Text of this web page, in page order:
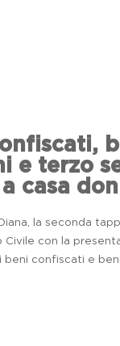
e terzo
casa
la seconda
Civile con la
confiscati e